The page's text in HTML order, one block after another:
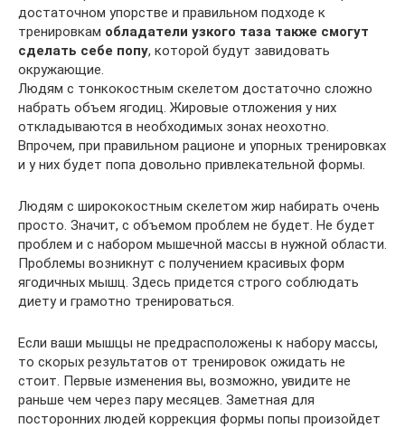
достаточном упорстве и правильном подходе к
тренировкам обладатели узкого таза также смогут
сделать себе попу, которой будут завидовать
окружающие.
Людям с тонкокостным скелетом достаточно сложно
набрать объем ягодиц. Жировые отложения у них
откладываются в необходимых зонах неохотно.
Впрочем, при правильном рационе и упорных тренировках
и у них будет попа довольно привлекательной формы.
Людям с ширококостным скелетом жир набирать очень
просто. Значит, с объемом проблем не будет. Не будет
проблем и с набором мышечной массы в нужной области.
Проблемы возникнут с получением красивых форм
ягодичных мышц. Здесь придется строго соблюдать
диету и грамотно тренироваться.
Если ваши мышцы не предрасположены к набору массы,
то скорых результатов от тренировок ожидать не
стоит. Первые изменения вы, возможно, увидите не
раньше чем через пару месяцев. Заметная для
посторонних людей коррекция формы попы произойдет